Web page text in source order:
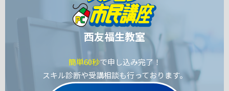
西友福生教室
簡単60秒で申し込み完了！
スキル診断や受講相談も行っております。